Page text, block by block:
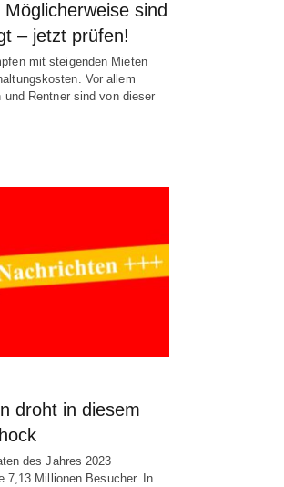
sind
– jetzt prüfen!
mit steigenden Mieten
Vor allem
und Rentner sind von dieser
droht in diesem
des Jahres 2023
7,13 Millionen Besucher. In